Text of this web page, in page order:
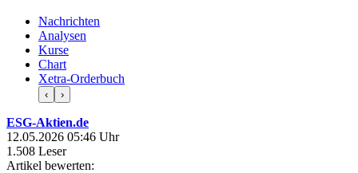
Nachrichten
Analysen
Kurse
Chart
Xetra-Orderbuch
‹ ›
ESG-Aktien.de
12.05.2026 05:46 Uhr
1.508 Leser
Artikel bewerten: